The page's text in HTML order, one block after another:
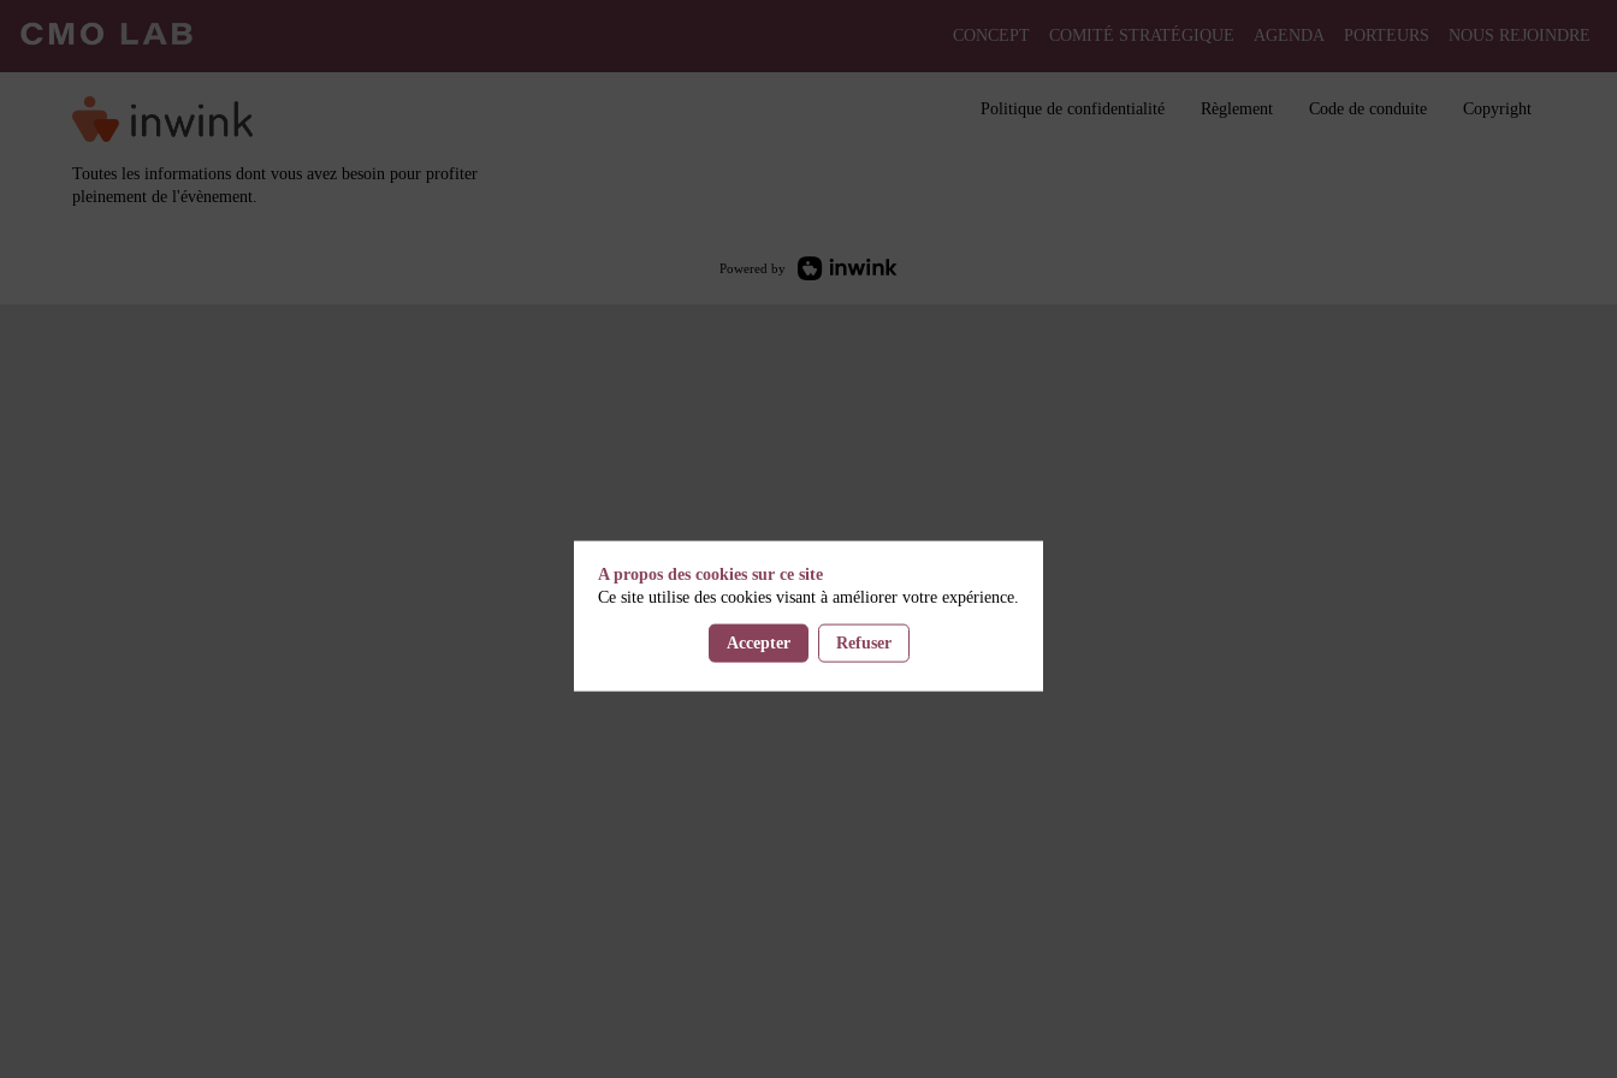
CONCEPT COMITÉ STRATÉGIQUE AGENDA PORTEURS NOUS REJOINDRE
Toutes les informations dont vous avez besoin pour profiter
pleinement de l'évènement.
Politique de confidentialité Règlement Code de conduite Copyright
Powered by
A propos des cookies sur ce site
Ce site utilise des cookies visant à améliorer votre expérience.
Accepter Refuser